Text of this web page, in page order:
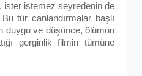
ister istemez seyredenin de
tür canlandırmalar başlı
duygu ve düşünce, ölümün
gerginlik filmin tümüne